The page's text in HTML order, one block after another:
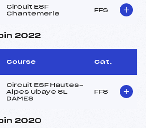
Circuit ESF
Chantemerle
FFS
2022
Course Cat.
Circuit ESF Hautes-
Alpes Ubaye SL
DAMES
FFS
2020